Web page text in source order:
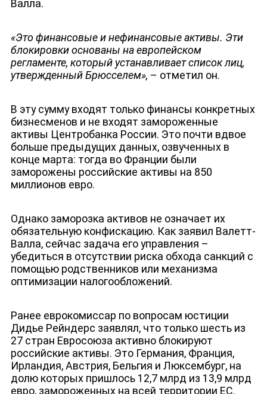
ДЕПУТАТЫ К СЪЕЗДУ
Валла.
«Это финансовые и нефинансовые активы. Эти
блокировки основаны на европейском
регламенте, который устанавливает список лиц,
утвержденный Брюсселем», – отметил он.
В эту сумму входят только финансы конкретных
бизнесменов и не входят замороженные
активы Центробанка России. Это почти вдвое
больше предыдущих данных, озвученных в
конце марта: тогда во Франции были
заморожены российские активы на 850
миллионов евро.
Однако заморозка активов не означает их
обязательную конфискацию. Как заявил Валетт-
Валла, сейчас задача его управления –
убедиться в отсутствии риска обхода санкций с
помощью родственников или механизма
оптимизации налогообложений.
Ранее еврокомиссар по вопросам юстиции
Дидье Рейндерс заявлял, что только шесть из
27 стран Евросоюза активно блокируют
российские активы. Это Германия, Франция,
Ирландия, Австрия, Бельгия и Люксембург, на
долю которых пришлось 12,7 млрд из 13,9 млрд
евро, замороженных на всей территории ЕС.